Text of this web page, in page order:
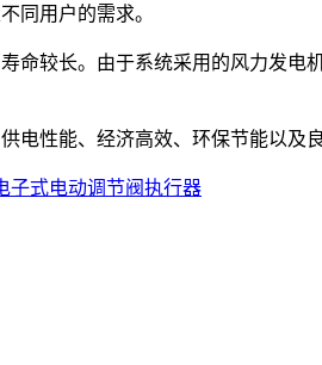
同用户的需求。
命较长。由于系统采用的风力发
电性能、经济高效、环保节能以及
子式电动调节阀执行器